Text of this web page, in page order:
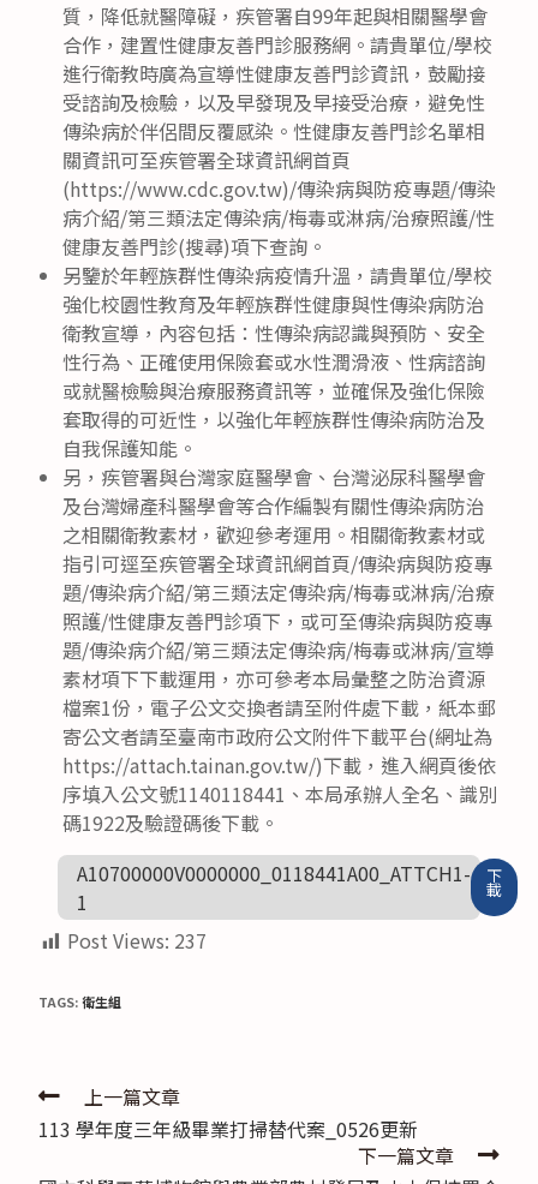
質，降低就醫障礙，疾管署自99年起與相關醫學會
合作，建置性健康友善門診服務網。請貴單位/學校
進行衛教時廣為宣導性健康友善門診資訊，鼓勵接
受諮詢及檢驗，以及早發現及早接受治療，避免性
傳染病於伴侶間反覆感染。性健康友善門診名單相
關資訊可至疾管署全球資訊網首頁
(https://www.cdc.gov.tw)/傳染病與防疫專題/傳染
病介紹/第三類法定傳染病/梅毒或淋病/治療照護/性
健康友善門診(搜尋)項下查詢。
另鑒於年輕族群性傳染病疫情升溫，請貴單位/學校
強化校園性教育及年輕族群性健康與性傳染病防治
衛教宣導，內容包括：性傳染病認識與預防、安全
性行為、正確使用保險套或水性潤滑液、性病諮詢
或就醫檢驗與治療服務資訊等，並確保及強化保險
套取得的可近性，以強化年輕族群性傳染病防治及
自我保護知能。
另，疾管署與台灣家庭醫學會、台灣泌尿科醫學會
及台灣婦產科醫學會等合作編製有關性傳染病防治
之相關衛教素材，歡迎參考運用。相關衛教素材或
指引可逕至疾管署全球資訊網首頁/傳染病與防疫專
題/傳染病介紹/第三類法定傳染病/梅毒或淋病/治療
照護/性健康友善門診項下，或可至傳染病與防疫專
題/傳染病介紹/第三類法定傳染病/梅毒或淋病/宣導
素材項下下載運用，亦可參考本局彙整之防治資源
檔案1份，電子公文交換者請至附件處下載，紙本郵
寄公文者請至臺南市政府公文附件下載平台(網址為
https://attach.tainan.gov.tw/)下載，進入網頁後依
序填入公文號1140118441、本局承辦人全名、識別
碼1922及驗證碼後下載。
A10700000V0000000_0118441A00_ATTCH1-
1
下
載
Post Views: 237
TAGS:衛生組
Read
more
articles
上一篇文章
113 學年度三年級畢業打掃替代案_0526更新
下一篇文章